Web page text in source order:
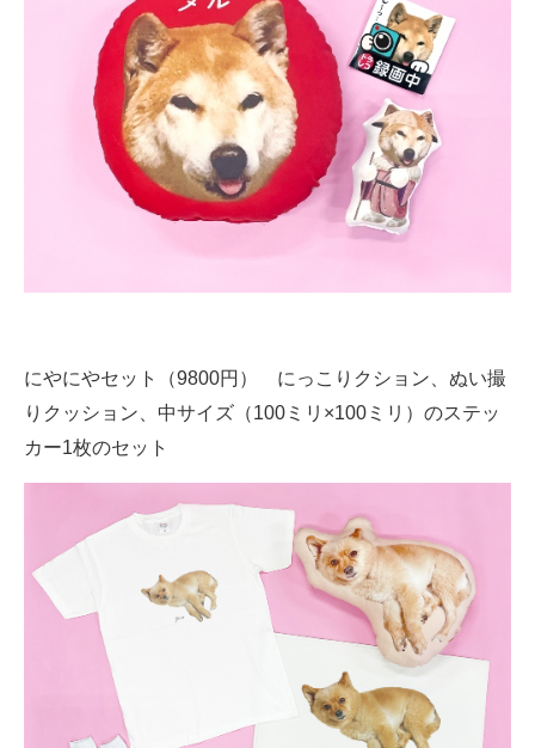
にやにやセット（9800円） にっこりクション、ぬい撮
りクッション、中サイズ（100ミリ×100ミリ）のステッ
カー1枚のセット